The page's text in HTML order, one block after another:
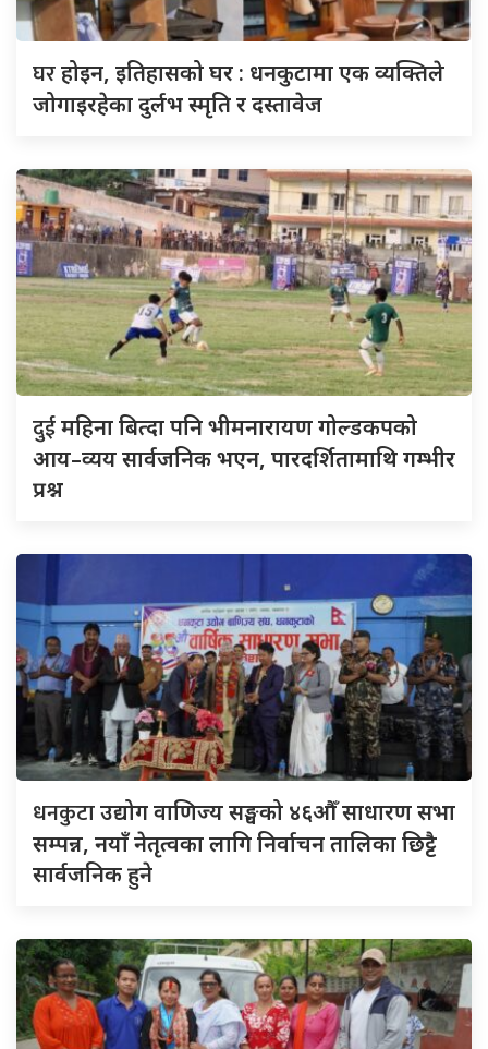
घरहोइन, इतिहासको घर : धनकुटामा एक व्यक्तिले
जोगाइरहेका दुर्लभ स्मृति र दस्तावेज
दुईमहिना बित्दा पनि भीमनारायण गोल्डकपको
आय–व्यय सार्वजनिक भएन, पारदर्शितामाथि गम्भीर
प्रश्न
धनकुटाउद्योग वाणिज्य सङ्घको ४६औँ साधारण सभा
सम्पन्न, नयाँ नेतृत्वका लागि निर्वाचन तालिका छिट्टै
सार्वजनिक हुने